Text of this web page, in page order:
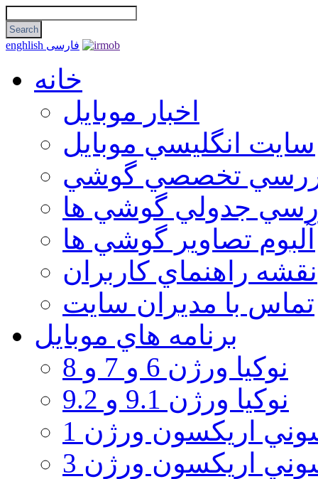
enghlish فارسی
خانه
اخبار موبایل
سايت انگليسي موبايل
تخصصي گوشي
جدولي گوشي ها
آلبوم تصاوير گوشي ها
نقشه راهنماي كاربران
تماس با مديران سايت
برنامه هاي موبايل
نوکیا ورژن 6 و 7 و 8
نوکیا ورژن 9.1 و 9.2
اريكسون ورژن 1
اريكسون ورژن 3